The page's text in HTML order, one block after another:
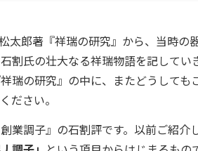
太郎著『祥瑞の研究』から、当時の
割氏の壮大なる祥瑞物語を記してい
瑞の研究』の中に、またどうして
ださい。
業調子』の石割評です。以前ご紹介